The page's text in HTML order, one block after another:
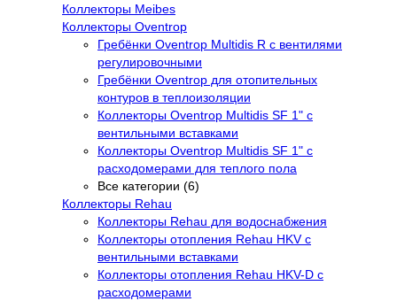
Коллекторы Meibes
Коллекторы Oventrop
Гребёнки Oventrop Multidis R с вентилями
регулировочными
Гребёнки Oventrop для отопительных
контуров в теплоизоляции
Коллекторы Oventrop Multidis SF 1" с
вентильными вставками
Коллекторы Oventrop Multidis SF 1" с
расходомерами для теплого пола
Все категории (6)
Коллекторы Rehau
Коллекторы Rehau для водоснабжения
Коллекторы отопления Rehau HKV с
вентильными вставками
Коллекторы отопления Rehau HKV-D с
расходомерами